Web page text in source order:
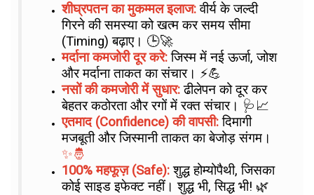
शीघ्रपतन का मुकम्मल इलाज:वीर्य के जल्दी
गिरने की समस्या को खत्म कर समय सीमा
(Timing) बढ़ाए। 🕒🚀
मर्दाना कमजोरी दूर करे:जिस्म में नई ऊर्जा, जोश
और मर्दाना ताकत का संचार। ⚡💪
नसों की कमजोरी में सुधार:ढीलेपन को दूर कर
बेहतर कठोरता और रगों में रक्त संचार। 🩺📈
एतमाद (Confidence) की वापसी:दिमागी
मजबूती और जिस्मानी ताकत का बेजोड़ संगम।
✨🤴
100% महफूज़ (Safe):शुद्ध होम्योपैथी, जिसका
कोई साइड इफेक्ट नहीं। शुद्ध भी, सिद्ध भी! 🌿